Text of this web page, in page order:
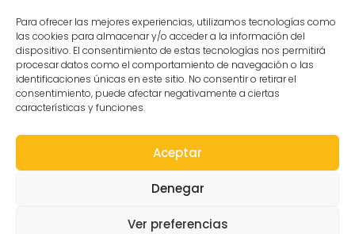
Para ofrecer las mejores experiencias, utilizamos tecnologías como
las cookies para almacenar y/o acceder a la información del
dispositivo. El consentimiento de estas tecnologías nos permitirá
procesar datos como el comportamiento de navegación o las
identificaciones únicas en este sitio. No consentir o retirar el
consentimiento, puede afectar negativamente a ciertas
características y funciones.
Aceptar
Denegar
Ver preferencias
C/Gibraltar,14
37008-Salamanca